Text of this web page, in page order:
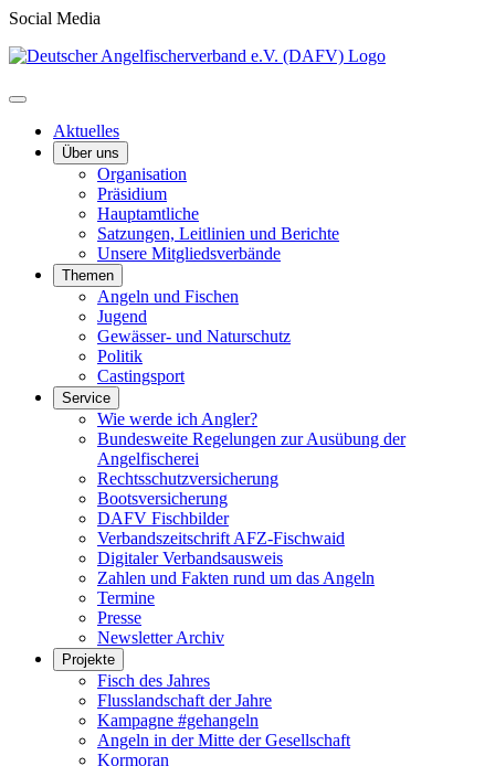
Social Media
Aktuelles
Über uns
Organisation
Präsidium
Hauptamtliche
Satzungen, Leitlinien und Berichte
Unsere Mitgliedsverbände
Themen
Angeln und Fischen
Jugend
Gewässer- und Naturschutz
Politik
Castingsport
Service
Wie werde ich Angler?
Bundesweite Regelungen zur Ausübung der
Angelfischerei
Rechtsschutzversicherung
Bootsversicherung
DAFV Fischbilder
Verbandszeitschrift AFZ-Fischwaid
Digitaler Verbandsausweis
Zahlen und Fakten rund um das Angeln
Termine
Presse
Newsletter Archiv
Projekte
Fisch des Jahres
Flusslandschaft der Jahre
Kampagne #gehangeln
Angeln in der Mitte der Gesellschaft
Kormoran